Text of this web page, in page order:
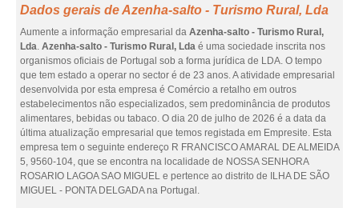
Dados gerais de Azenha-salto - Turismo Rural, Lda
Aumente a informação empresarial da Azenha-salto - Turismo Rural,
Lda. Azenha-salto - Turismo Rural, Lda é uma sociedade inscrita nos
organismos oficiais de Portugal sob a forma jurídica de LDA. O tempo
que tem estado a operar no sector é de 23 anos. A atividade empresarial
desenvolvida por esta empresa é Comércio a retalho em outros
estabelecimentos não especializados, sem predominância de produtos
alimentares, bebidas ou tabaco. O dia 20 de julho de 2026 é a data da
última atualização empresarial que temos registada em Empresite. Esta
empresa tem o seguinte endereço R FRANCISCO AMARAL DE ALMEIDA
5, 9560-104, que se encontra na localidade de NOSSA SENHORA
ROSARIO LAGOA SAO MIGUEL e pertence ao distrito de ILHA DE SÃO
MIGUEL - PONTA DELGADA na Portugal.